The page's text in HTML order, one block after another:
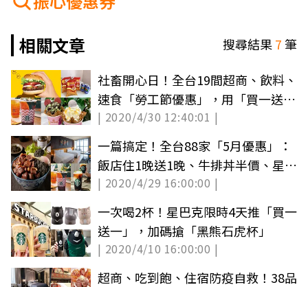
相關文章
搜尋結果7筆
社畜開心日！全台19間超商、飲料、
速食「勞工節優惠」，用「買一送
一」慰勞一下
| 2020/4/30 12:40:01 |
一篇搞定！全台88家「5月優惠」：
飯店住1晚送1晚、牛排丼半價、星巴
克買一送一
| 2020/4/29 16:00:00 |
一次喝2杯！星巴克限時4天推「買一
送一」，加碼搶「黑熊石虎杯」
| 2020/4/10 16:00:00 |
超商、吃到飽、住宿防疫自救！38品